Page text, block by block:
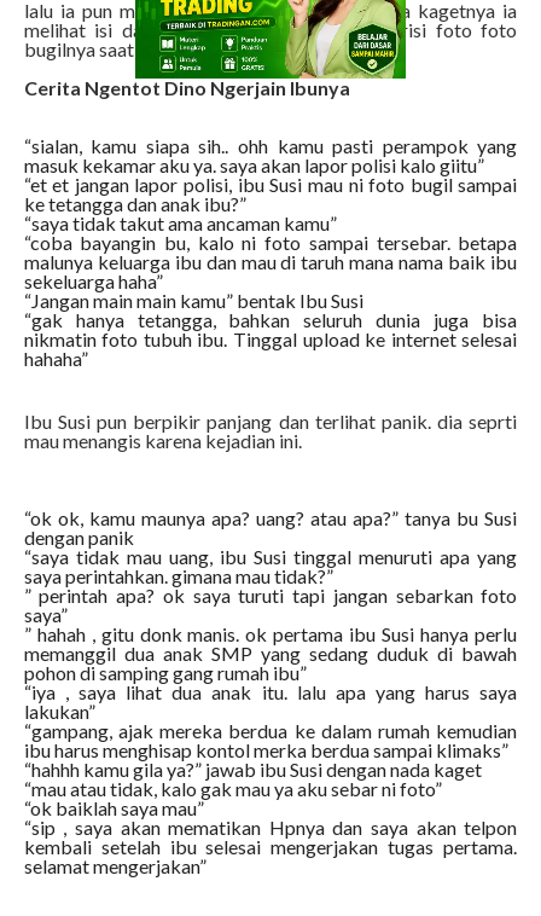
lalu ia pun membuka amplop itu, dan betapa kagetnya ia
melihat isi dari amplop itu. Amplop itu berisi foto foto
bugilnya saat onani
Cerita Ngentot Dino Ngerjain Ibunya
“sialan, kamu siapa sih.. ohh kamu pasti perampok yang
masuk kekamar aku ya. saya akan lapor polisi kalo giitu”
“et et jangan lapor polisi, ibu Susi mau ni foto bugil sampai
ke tetangga dan anak ibu?”
“saya tidak takut ama ancaman kamu”
“coba bayangin bu, kalo ni foto sampai tersebar. betapa
malunya keluarga ibu dan mau di taruh mana nama baik ibu
sekeluarga haha”
“Jangan main main kamu” bentak Ibu Susi
“gak hanya tetangga, bahkan seluruh dunia juga bisa
nikmatin foto tubuh ibu. Tinggal upload ke internet selesai
hahaha”
Ibu Susi pun berpikir panjang dan terlihat panik. dia seprti
mau menangis karena kejadian ini.
“ok ok, kamu maunya apa? uang? atau apa?” tanya bu Susi
dengan panik
“saya tidak mau uang, ibu Susi tinggal menuruti apa yang
saya perintahkan. gimana mau tidak?”
” perintah apa? ok saya turuti tapi jangan sebarkan foto
saya”
” hahah , gitu donk manis. ok pertama ibu Susi hanya perlu
memanggil dua anak SMP yang sedang duduk di bawah
pohon di samping gang rumah ibu”
“iya , saya lihat dua anak itu. lalu apa yang harus saya
lakukan”
“gampang, ajak mereka berdua ke dalam rumah kemudian
ibu harus menghisap kontol merka berdua sampai klimaks”
“hahhh kamu gila ya?” jawab ibu Susi dengan nada kaget
“mau atau tidak, kalo gak mau ya aku sebar ni foto”
“ok baiklah saya mau”
“sip , saya akan mematikan Hpnya dan saya akan telpon
kembali setelah ibu selesai mengerjakan tugas pertama.
selamat mengerjakan”